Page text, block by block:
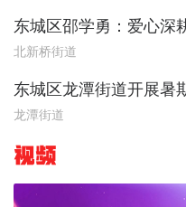
东城区邵学勇：爱心深
北新桥街道
东城区龙潭街道开展暑
龙潭街道
视频